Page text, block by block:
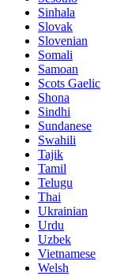
Sinhala
Slovak
Slovenian
Somali
Samoan
Scots Gaelic
Shona
Sindhi
Sundanese
Swahili
Tajik
Tamil
Telugu
Thai
Ukrainian
Urdu
Uzbek
Vietnamese
Welsh